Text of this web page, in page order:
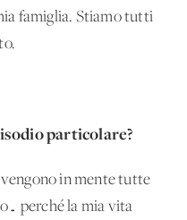
famiglia. Stiamo tutti
particolare?
in mente tutte
perché la mia vita